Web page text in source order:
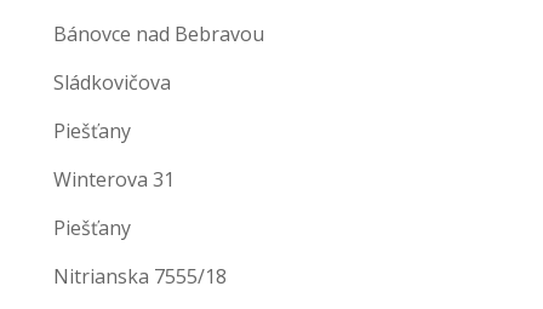
Bánovce nad Bebravou
Sládkovičova
Piešťany
Winterova 31
Piešťany
Nitrianska 7555/18